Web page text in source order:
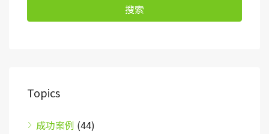
搜索
Topics
成功案例 (44)